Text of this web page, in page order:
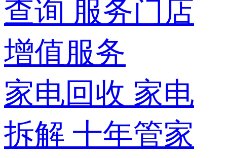
查询 服务门店
增值服务
家电回收 家电
拆解 十年管家